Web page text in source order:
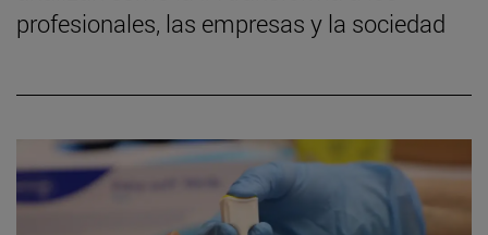
profesionales, las empresas y la sociedad